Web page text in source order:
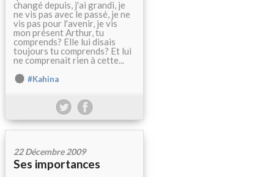
changé depuis, j'ai grandi, je
ne vis pas avec le passé, je ne
vis pas pour l'avenir, je vis
mon présent Arthur, tu
comprends? Elle lui disais
toujours tu comprends? Et lui
ne comprenait rien à cette...
#Kahina
22 Décembre 2009
Ses importances